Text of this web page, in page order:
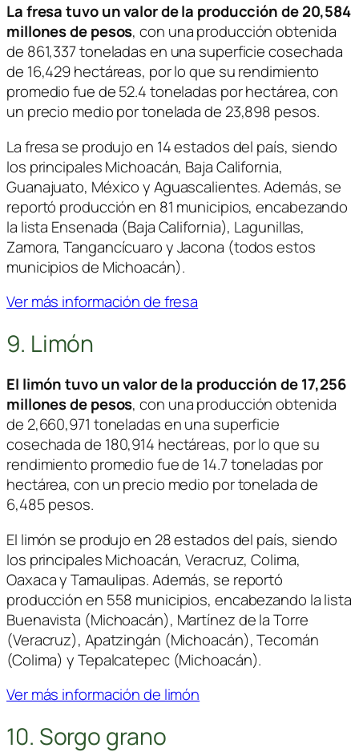
La fresa tuvo un valor de la producción de 20,584
millones de pesos, con una producción obtenida
de 861,337 toneladas en una superficie cosechada
de 16,429 hectáreas, por lo que su rendimiento
promedio fue de 52.4 toneladas por hectárea, con
un precio medio por tonelada de 23,898 pesos.
La fresa se produjo en 14 estados del país, siendo
los principales Michoacán, Baja California,
Guanajuato, México y Aguascalientes. Además, se
reportó producción en 81 municipios, encabezando
la lista Ensenada (Baja California), Lagunillas,
Zamora, Tangancícuaro y Jacona (todos estos
municipios de Michoacán).
Ver más información de fresa
9. Limón
El limón tuvo un valor de la producción de 17,256
millones de pesos, con una producción obtenida
de 2,660,971 toneladas en una superficie
cosechada de 180,914 hectáreas, por lo que su
rendimiento promedio fue de 14.7 toneladas por
hectárea, con un precio medio por tonelada de
6,485 pesos.
El limón se produjo en 28 estados del país, siendo
los principales Michoacán, Veracruz, Colima,
Oaxaca y Tamaulipas. Además, se reportó
producción en 558 municipios, encabezando la lista
Buenavista (Michoacán), Martínez de la Torre
(Veracruz), Apatzingán (Michoacán), Tecomán
(Colima) y Tepalcatepec (Michoacán).
Ver más información de limón
10. Sorgo grano